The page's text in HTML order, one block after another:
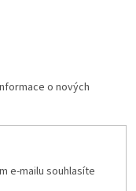
o nových
e-mailu souhlasíte